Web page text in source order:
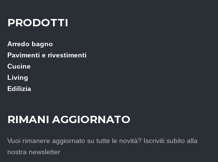
PRODOTTI
Arredo bagno
Pavimenti e rivestimenti
Cucine
Living
Edilizia
RIMANI AGGIORNATO
Vuoi rimanere aggiornato su tutte le novità? Iscriviti subito alla
nostra newsletter